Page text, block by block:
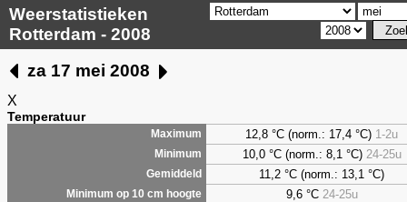
Weerstatistieken
Rotterdam - 2008
za 17 mei 2008
X
Temperatuur
Maximum 12,8 °C (norm.: 17,4 °C) 1-2u
Minimum 10,0 °C (norm.: 8,1 °C) 24-25u
Gemiddeld 11,2 °C (norm.: 13,1 °C)
Minimum op 10 cm hoogte 9,6°C 24-25u